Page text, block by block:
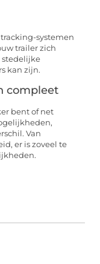
systemen
trailer zich
stedelijke
kan zijn.
compleet
bent of net
Van
er is zoveel te